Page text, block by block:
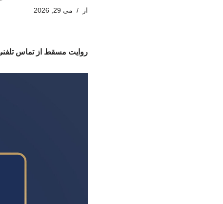
از می 29, 2026
روایت مسقط از تماس